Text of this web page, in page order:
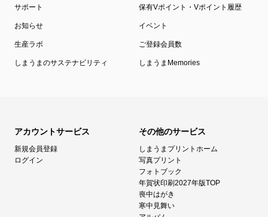
サポート 保有Vポイント・Vポイント履歴
お知らせ イベント
生産ラボ ご登録会員数
しまうまのサステナビリティ しまうまMemories
アカウントサービス
新規会員登録
ログイン
その他のサービス
しまうまプリントホーム
写真プリント
フォトブック
年賀状印刷2027年版TOP
喪中はがき
寒中見舞い